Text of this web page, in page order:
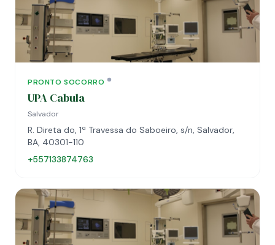
PRONTO SOCORRO
UPA Cabula
Salvador
R. Direta do, 1ª Travessa do Saboeiro, s/n, Salvador,
BA, 40301-110
+557133874763